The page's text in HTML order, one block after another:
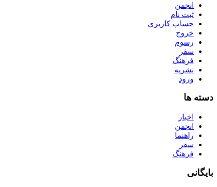
انجمن
ثبت نام
حساب کاربری
خروج
رسوم
سفر
فرهنگ
نشریه
ورود
دسته ها
اخبار
انجمن
راهنما
سفر
فرهنگ
بایگانی